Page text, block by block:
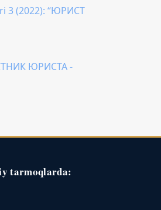
3 (2022): “ЮРИСТ
ЮРИСТА -
tarmoqlarda: